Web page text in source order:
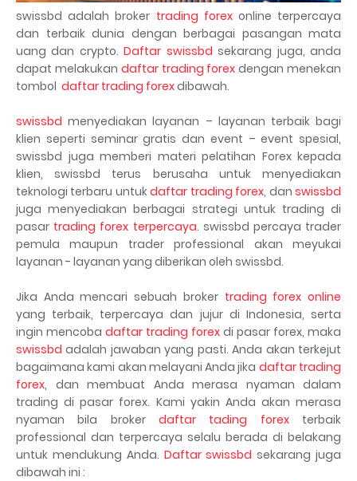
swissbd adalah broker trading forexonline terpercaya
dan terbaik dunia dengan berbagai pasangan mata
uang dan crypto.Daftar swissbd sekarang juga, anda
dapat melakukan daftar trading forex dengan menekan
tombol daftar trading forexdibawah.
swissbd menyediakan layanan – layanan terbaik bagi
klien seperti seminar gratis dan event – event spesial,
swissbd juga memberi materi pelatihan Forex kepada
klien, swissbd terus berusaha untuk menyediakan
teknologi terbaru untukdaftar trading forex, danswissbd
juga menyediakan berbagai strategi untuk trading di
pasar trading forex terpercaya. swissbd percaya trader
pemula maupun trader professional akan meyukai
layanan - layanan yang diberikan oleh swissbd.
Jika Anda mencari sebuah broker trading forex online
yang terbaik, terpercaya dan jujur di Indonesia, serta
ingin mencoba daftar trading forex di pasar forex, maka
swissbd adalah jawaban yang pasti. Anda akan terkejut
bagaimana kami akan melayani Anda jika daftar trading
forex, dan membuat Anda merasa nyaman dalam
trading di pasar forex. Kami yakin Anda akan merasa
nyaman bila broker daftar tading forexterbaik
professional dan terpercaya selalu berada di belakang
untuk mendukung Anda. Daftar swissbd sekarang juga
dibawah ini :